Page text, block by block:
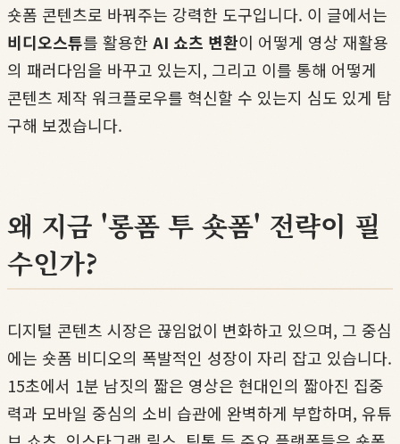
숏폼 콘텐츠로 바꿔주는 강력한 도구입니다. 이 글에서는
비디오스튜를 활용한 AI 쇼츠 변환이 어떻게 영상 재활용
의 패러다임을 바꾸고 있는지, 그리고 이를 통해 어떻게
콘텐츠 제작 워크플로우를 혁신할 수 있는지 심도 있게 탐
구해 보겠습니다.
왜 지금 '롱폼 투 숏폼' 전략이 필
수인가?
디지털 콘텐츠 시장은 끊임없이 변화하고 있으며, 그 중심
에는 숏폼 비디오의 폭발적인 성장이 자리 잡고 있습니다.
15초에서 1분 남짓의 짧은 영상은 현대인의 짧아진 집중
력과 모바일 중심의 소비 습관에 완벽하게 부합하며, 유튜